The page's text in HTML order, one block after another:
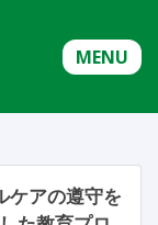
MENU
ケアの遵守を